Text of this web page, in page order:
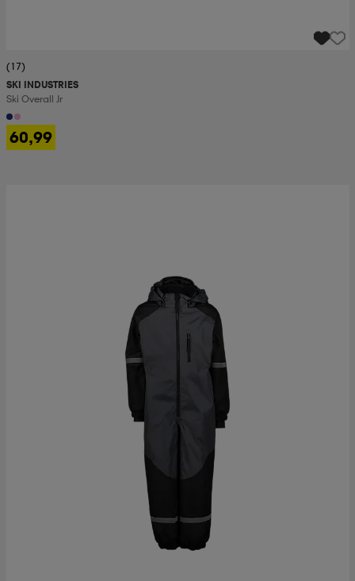
(17)
SKI INDUSTRIES
Ski Overall Jr
60,99